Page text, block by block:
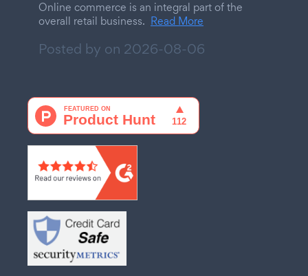
Online commerce is an integral part of the
overall retail business. Read More
Posted by on 2026-08-06